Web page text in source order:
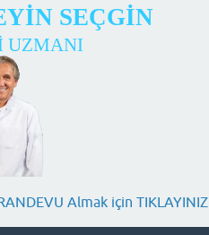
SEÇGİN
UZMANI
Almak için TIKLAYINIZ.